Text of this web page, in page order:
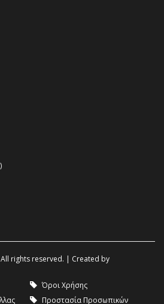
rights reserved. | Created by
Όροι Χρήσης
Προστασία Προσωπικών